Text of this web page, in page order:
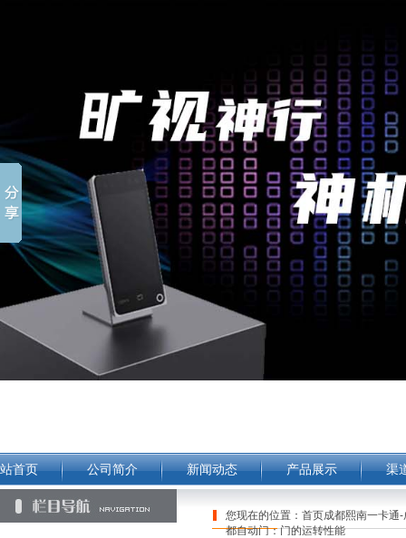
首页 公司简介 新闻动态 产品展示 渠
您现在的位置： 首页成都熙南一卡通
都自动门：门的运转性能